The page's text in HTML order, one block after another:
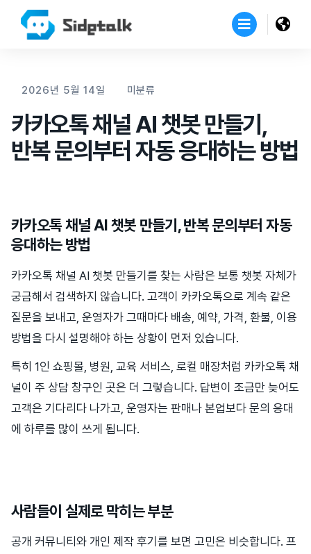
2026년 5월 14일 미분류
카카오톡 채널 AI 챗봇 만들기,
반복 문의부터 자동 응대하는 방법
카카오톡 채널 AI 챗봇 만들기, 반복 문의부터 자동
응대하는 방법
카카오톡 채널 AI 챗봇 만들기를 찾는 사람은 보통 챗봇 자체가
궁금해서 검색하지 않습니다. 고객이 카카오톡으로 계속 같은
질문을 보내고, 운영자가 그때마다 배송, 예약, 가격, 환불, 이용
방법을 다시 설명해야 하는 상황이 먼저 있습니다.
특히 1인 쇼핑몰, 병원, 교육 서비스, 로컬 매장처럼 카카오톡 채
널이 주 상담 창구인 곳은 더 그렇습니다. 답변이 조금만 늦어도
고객은 기다리다 나가고, 운영자는 판매나 본업보다 문의 응대
에 하루를 많이 쓰게 됩니다.
사람들이 실제로 막히는 부분
공개 커뮤니티와 개인 제작 후기를 보면 고민은 비슷합니다. 프